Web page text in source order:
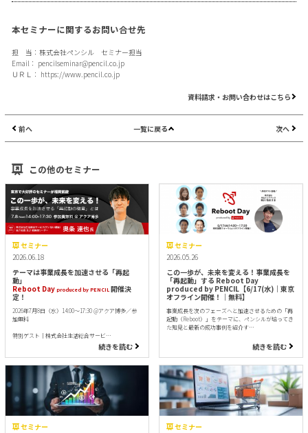
本セミナーに関するお問い合せ先
担 当：株式会社ペンシル セミナー担当
Email： pencilseminar@pencil.co.jp
ＵＲＬ： https://www.pencil.co.jp
資料請求・お問い合わせはこちら
前へ 一覧に戻る 次へ
この他のセミナー
セミナー
2026.06.18
テーマは事業成長を加速させる「再起
動」
Reboot Dayproduced by PENCIL 開催決
定！
2026年7月8日（水）14:00～17:30 @アクア博多／参
加無料
特別ゲスト｜株式会社生活総合サービ…
続きを読む
セミナー
2026.05.26
この一歩が、未来を変える！事業成長を
「再起動」する Reboot Day
produced by PENCIL【6/17(水)｜東京
オフライン開催！｜無料】
事業成長を次のフェーズへと加速させるための「再
起動（Reboot）」をテーマに、ペンシルが培ってき
た知見と最新の成功事例を紹介す…
続きを読む
セミナー
セミナー